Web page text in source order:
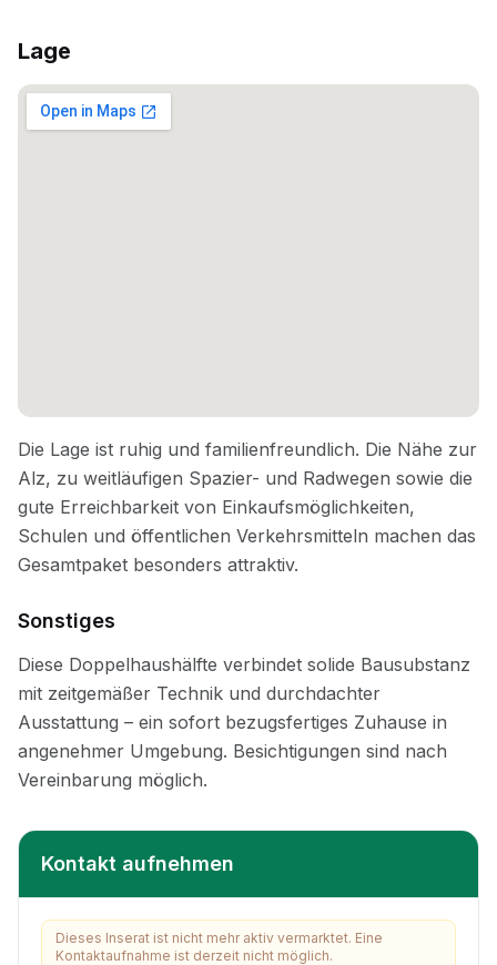
Lage
Sonstiges
Kontakt aufnehmen
Dieses Inserat ist nicht mehr aktiv vermarktet. Eine
Kontaktaufnahme ist derzeit nicht möglich.